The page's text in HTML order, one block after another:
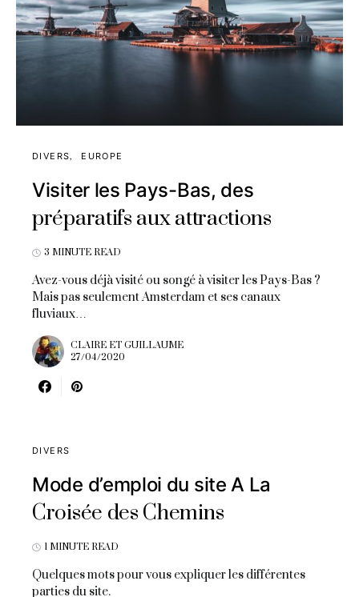
DIVERS EUROPE
Visiter les Pays-Bas, des
préparatifs aux attractions
3 MINUTE READ
Avez-vous déjà visité ou songé à visiter les Pays-Bas ?
Mais pas seulement Amsterdam et ses canaux
fluviaux…
CLAIRE ET GUILLAUME
27/04/2020
DIVERS
Mode d’emploi du site A La
Croisée des Chemins
1 MINUTE READ
Quelques mots pour vous expliquer les différentes
parties du site.